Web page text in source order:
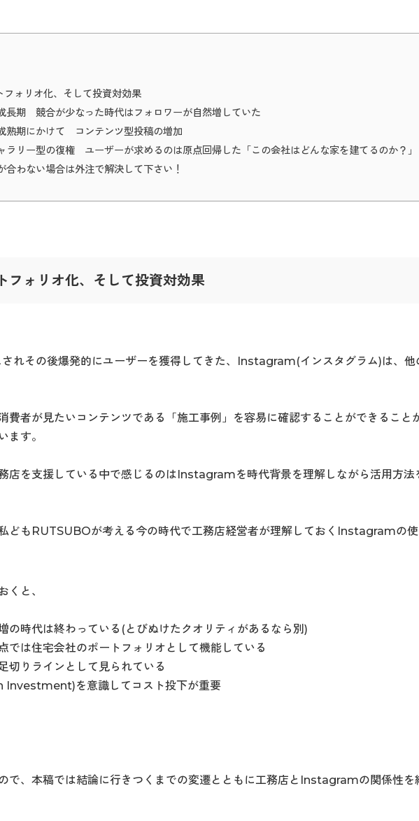
フォリオ化、そして投資対効果
長期 競合が少なった時代はフォロワーが自然増していた
熟期にかけて コンテンツ型投稿の増加
リー型の復権 ユーザーが求めるのは原点回帰した「この会社はどんな家を建てるのか？」
合わない場合は外注で解決して下さい！
フォリオ化、そして投資対効果
れその後爆発的にユーザーを獲得してきた、Instagram(インスタグラム)は、
費者が見たいコンテンツである「施工事例」を容易に確認することができること
ます。
店を支援している中で感じるのはInstagramを時代背景を理解しながら活用方法
どもRUTSUBOが考える今の時代で工務店経営者が理解しておくInstagramの
くと、
の時代は終わっている(とびぬけたクオリティがあるなら別)
では住宅会社のポートフォリオとして機能している
切りラインとして見られている
Investment)を意識してコスト投下が重要
で、本稿では結論に行きつくまでの変遷とともに工務店とInstagramの関係性を